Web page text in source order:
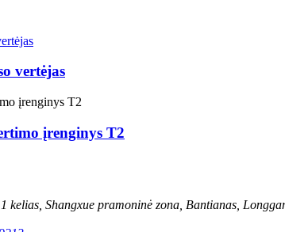
vertėjas
įrenginys T2
kelias, Shangxue pramoninė zona, Bantianas,